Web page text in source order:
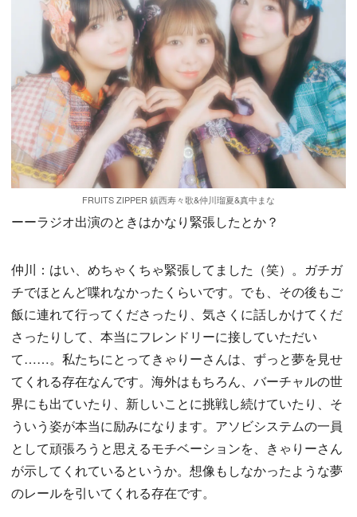
FRUITS ZIPPER 鎮西寿々歌&仲川瑠夏&真中まな
ーーラジオ出演のときはかなり緊張したとか？
仲川：はい、めちゃくちゃ緊張してました（笑）。ガチガ
チでほとんど喋れなかったくらいです。でも、その後もご
飯に連れて行ってくださったり、気さくに話しかけてくだ
さったりして、本当にフレンドリーに接していただい
て……。私たちにとってきゃりーさんは、ずっと夢を見せ
てくれる存在なんです。海外はもちろん、バーチャルの世
界にも出ていたり、新しいことに挑戦し続けていたり、そ
ういう姿が本当に励みになります。アソビシステムの一員
として頑張ろうと思えるモチベーションを、きゃりーさん
が示してくれているというか。想像もしなかったような夢
のレールを引いてくれる存在です。